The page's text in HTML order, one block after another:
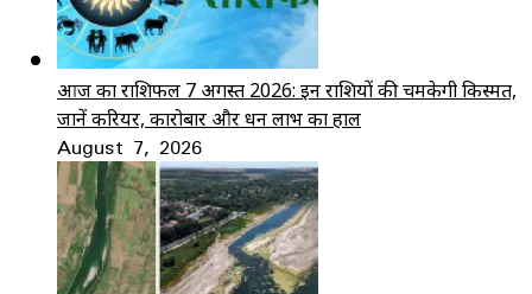
आज का राशिफल 7 अगस्त 2026: इन राशियों की चमकेगी किस्मत,
जानें करियर, कारोबार और धन लाभ का हाल
August 7, 2026